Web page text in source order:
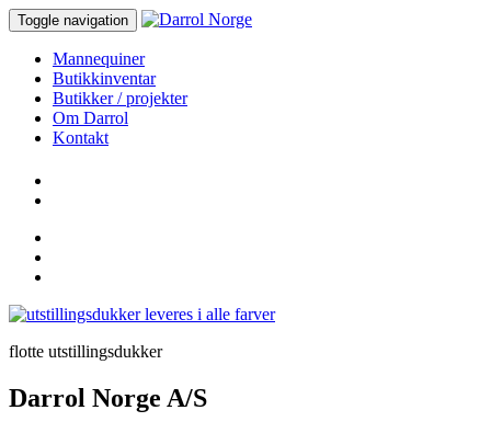
Toggle navigation
Mannequiner
Butikkinventar
Butikker / projekter
Om Darrol
Kontakt
flotte utstillingsdukker
Darrol Norge A/S